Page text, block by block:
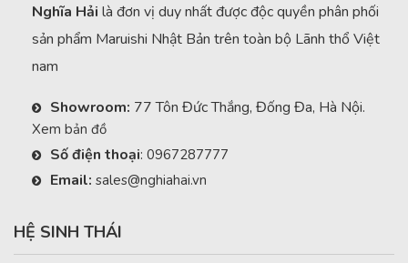
Nghĩa Hải là đơn vị duy nhất được độc quyền phân phối
sản phẩm Maruishi Nhật Bản trên toàn bộ Lãnh thổ Việt
nam
Showroom: 77 Tôn Đức Thắng, Đống Đa, Hà Nội.
Xem bản đồ
Số điện thoại: 0967287777
Email: sales@nghiahai.vn
HỆ SINH THÁI